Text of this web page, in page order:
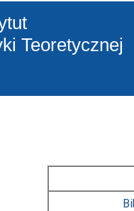
Teoretycznej